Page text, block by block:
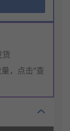
货
，点击“查